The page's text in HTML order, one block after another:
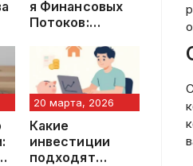
я Финансовых
Потоков:
Ведения Учета
Расходов
20 марта, 2026
Какие
инвестиции
подходят